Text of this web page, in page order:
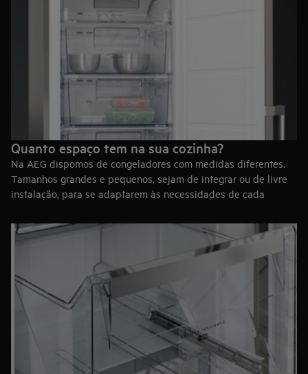
Quanto espaço tem na sua cozinha?
Na AEG dispomos de congeladores com medidas diferentes.
Tamanhos grandes e pequenos, sejam de integrar ou de livre
instalação, para se adaptarem às necessidades de cada
Os modelos de tamanho completo alcançam os 185
centímetros de altura, enquanto que os mais pequenos não
ultrapassam os 82 centímetros (pensados para se instalarem
debaixo de uma bancada).
A altura, largura e profundidade podem variar. Consulte toda a
nossa gama para encontrar o tamanho e estilo ideal para si e
para a sua cozinha.